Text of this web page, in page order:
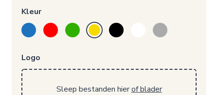
Kleur
Logo
Sleep bestanden hierof blader